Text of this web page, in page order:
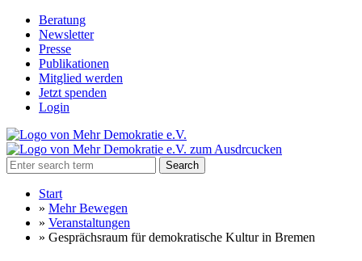
Beratung
Newsletter
Presse
Publikationen
Mitglied werden
Jetzt spenden
Login
Search
Start
» Mehr Bewegen
» Veranstaltungen
» Gesprächsraum für demokratische Kultur in Bremen